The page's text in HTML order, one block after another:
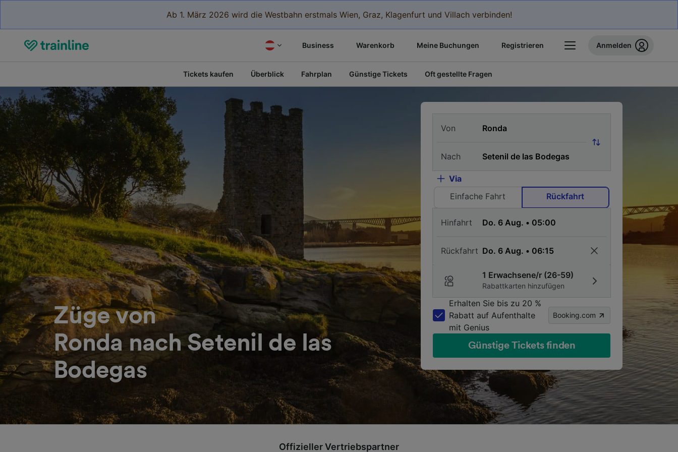
Ab 1. März 2026 wird die Westbahn erstmals Wien, Graz, Klagenfurt und Villach verbinden!
Business Warenkorb Meine Buchungen Registrieren Anmelden
Tickets kaufen Überblick Fahrplan Günstige Tickets Oft gestellte Fragen
Züge von
Ronda nach Setenil de las
Bodegas
Von
Nach
Via
Einfache Fahrt
Rückfahrt
Hinfahrt
Rückfahrt
1 Erwachsene/r (26-59)
Rabattkarten hinzufügen
Erhalten Sie bis zu 20 %
Rabatt auf Aufenthalte
mit Genius
Booking.com
Günstige Tickets finden
Offizieller Vertriebspartner